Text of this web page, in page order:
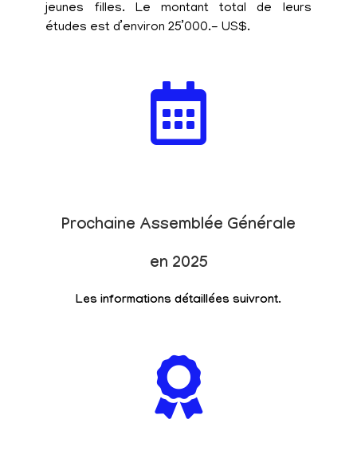
jeunes filles. Le montant total de leurs
études est d’environ 25’000.- US$.
Prochaine Assemblée Générale
en 2025
Les informations détaillées suivront.